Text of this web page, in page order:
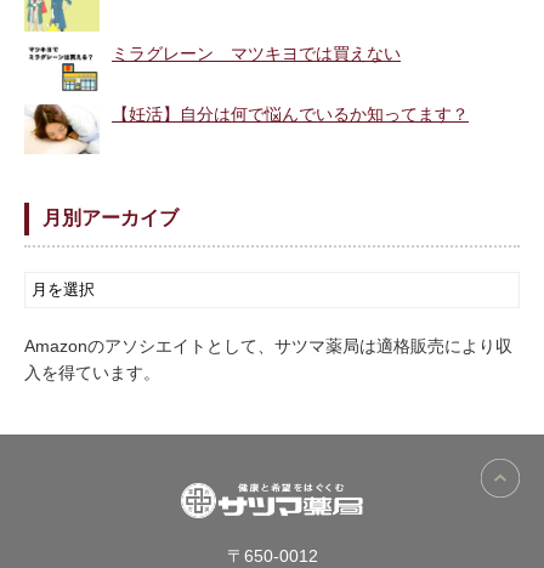
ミラグレーン マツキヨでは買えない
【妊活】自分は何で悩んでいるか知ってます？
月別アーカイブ
Amazonのアソシエイトとして、サツマ薬局は適格販売により収
入を得ています。
〒650-0012